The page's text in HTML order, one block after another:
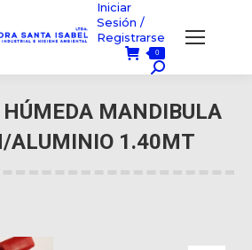
Iniciar
Sesión /
Registrarse
0
Búsqueda:
MANDIBULA
ALUMINIO 1.40MT